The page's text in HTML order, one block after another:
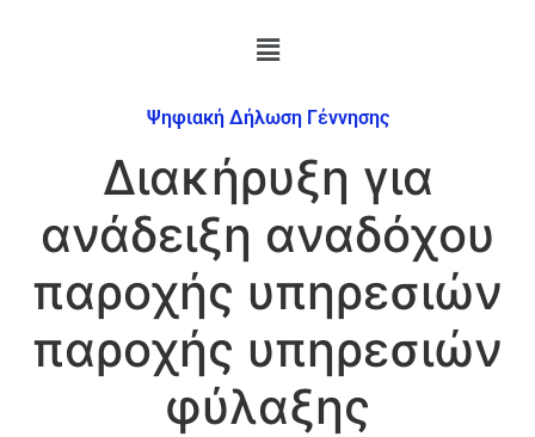
Ψηφιακή Δήλωση Γέννησης
Διακήρυξη για
ανάδειξη αναδόχου
παροχής υπηρεσιών
παροχής υπηρεσιών
φύλαξης